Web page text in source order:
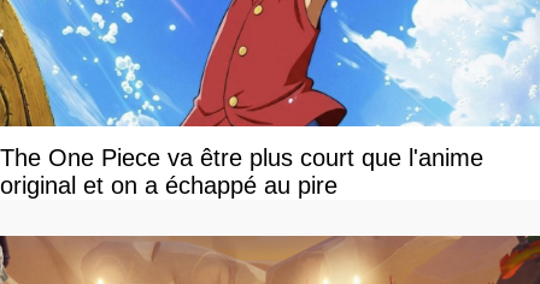
The One Piece va être plus court que l'anime
original et on a échappé au pire